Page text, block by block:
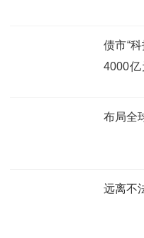
债市“
4000
布局全
远离不